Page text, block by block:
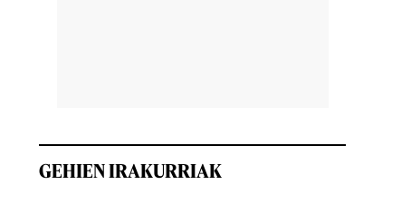
GEHIEN IRAKURRIAK